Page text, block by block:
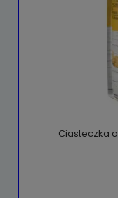
Ciasteczka